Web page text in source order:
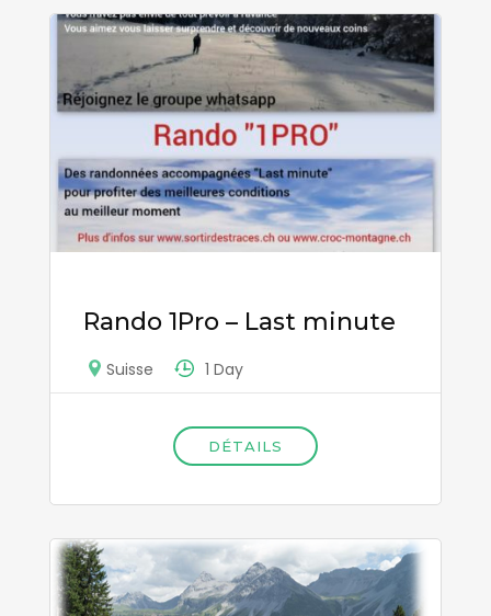
Rando 1Pro – Last minute
Suisse 1 Day
DÉTAILS